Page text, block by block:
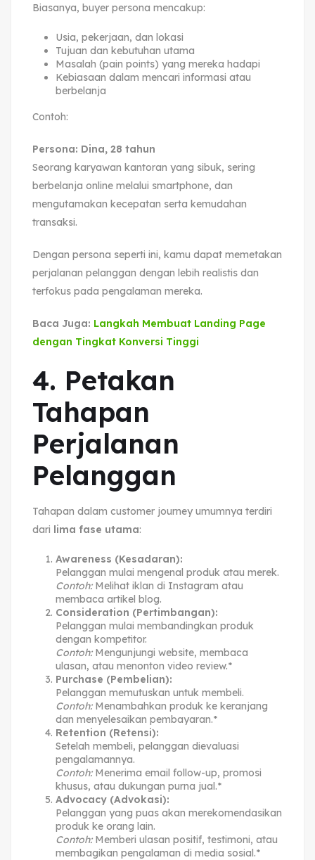
Biasanya, buyer persona mencakup:
Usia, pekerjaan, dan lokasi
Tujuan dan kebutuhan utama
Masalah (pain points) yang mereka hadapi
Kebiasaan dalam mencari informasi atau
berbelanja
Contoh:
Persona: Dina, 28 tahun
Seorang karyawan kantoran yang sibuk, sering
berbelanja online melalui smartphone, dan
mengutamakan kecepatan serta kemudahan
transaksi.
Dengan persona seperti ini, kamu dapat memetakan
perjalanan pelanggan dengan lebih realistis dan
terfokus pada pengalaman mereka.
Baca Juga: Langkah Membuat Landing Page
dengan Tingkat Konversi Tinggi
4. Petakan
Tahapan
Perjalanan
Pelanggan
Tahapan dalam customer journey umumnya terdiri
dari lima fase utama:
Awareness (Kesadaran):
Pelanggan mulai mengenal produk atau merek.
Contoh:Melihat iklan di Instagram atau
membaca artikel blog.
Consideration (Pertimbangan):
Pelanggan mulai membandingkan produk
dengan kompetitor.
Contoh:Mengunjungi website, membaca
ulasan, atau menonton video review.*
Purchase (Pembelian):
Pelanggan memutuskan untuk membeli.
Contoh:Menambahkan produk ke keranjang
dan menyelesaikan pembayaran.*
Retention (Retensi):
Setelah membeli, pelanggan dievaluasi
pengalamannya.
Contoh:Menerima email follow-up, promosi
khusus, atau dukungan purna jual.*
Advocacy (Advokasi):
Pelanggan yang puas akan merekomendasikan
produk ke orang lain.
Contoh:Memberi ulasan positif, testimoni, atau
membagikan pengalaman di media sosial.*